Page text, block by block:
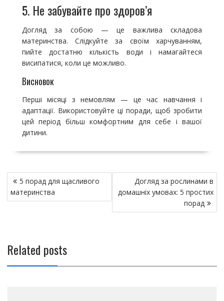
5. Не забувайте про здоров’я
Догляд за собою — це важлива складова
материнства. Слідкуйте за своїм харчуванням,
пийте достатню кількість води і намагайтеся
висипатися, коли це можливо.
Висновок
Перші місяці з немовлям — це час навчання і
адаптації. Використовуйте ці поради, щоб зробити
цей період більш комфортним для себе і вашої
дитини.
Н
а
в
а
ц
и
5 порад для щасливого
материнства
Догляд за рослинами в
домашніх умовах: 5 простих
порад
Related posts